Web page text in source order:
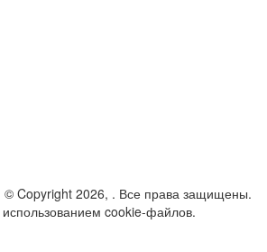
© Copyright 2026, . Все права защищены.
cookie-файлов.